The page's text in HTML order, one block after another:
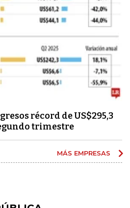
récord de US$295,3
trimestre
MÁS EMPRESAS